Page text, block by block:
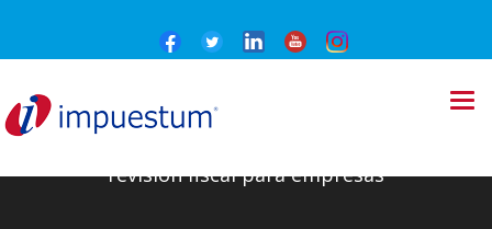
revisión fiscal para empresas